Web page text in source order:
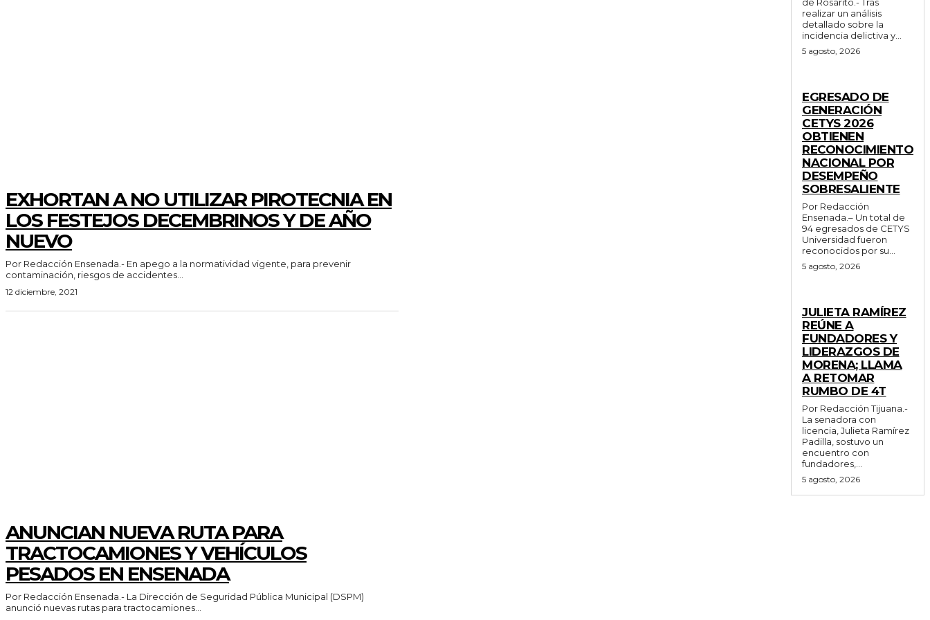
EXHORTAN A NO UTILIZAR PIROTECNIA EN
LOS FESTEJOS DECEMBRINOS Y DE AÑO
NUEVO
Por Redacción Ensenada.- En apego a la normatividad vigente, para prevenir
contaminación, riesgos de accidentes...
12 diciembre, 2021
ANUNCIAN NUEVA RUTA PARA
TRACTOCAMIONES Y VEHÍCULOS
PESADOS EN ENSENADA
Por Redacción Ensenada.- La Dirección de Seguridad Pública Municipal (DSPM)
anunció nuevas rutas para tractocamiones...
realizar un análisis
detallado sobre la
incidencia delictiva y...
5 agosto, 2026
EGRESADO DE
GENERACIÓN
CETYS 2026
OBTIENEN
RECONOCIMIENTO
NACIONAL POR
DESEMPEÑO
SOBRESALIENTE
Por Redacción
Ensenada.– Un total de
94 egresados de CETYS
Universidad fueron
reconocidos por su...
5 agosto, 2026
JULIETA RAMÍREZ
REÚNE A
FUNDADORES Y
LIDERAZGOS DE
MORENA; LLAMA
A RETOMAR
RUMBO DE 4T
Por Redacción Tijuana.-
La senadora con
licencia, Julieta Ramírez
Padilla, sostuvo un
encuentro con
fundadores,...
5 agosto, 2026